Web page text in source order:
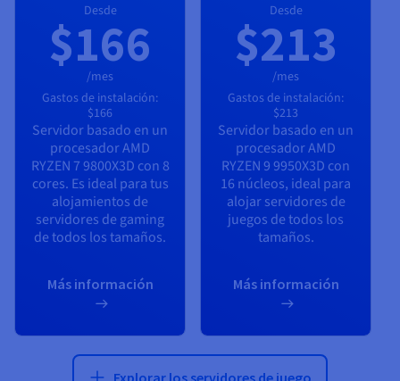
Desde
$166
/mes
Gastos de instalación:
$166
Servidor basado en un
procesadorAMD
RYZEN 7 9800X3D con 8
cores. Es ideal para tus
alojamientos de
servidores de gaming
de todos los tamaños.
Más información
Desde
$213
/mes
Gastos de instalación:
$213
Servidor basado en un
procesadorAMD
RYZEN 9 9950X3D con
16 núcleos, ideal para
alojar servidores de
juegos de todos los
tamaños.
Más información